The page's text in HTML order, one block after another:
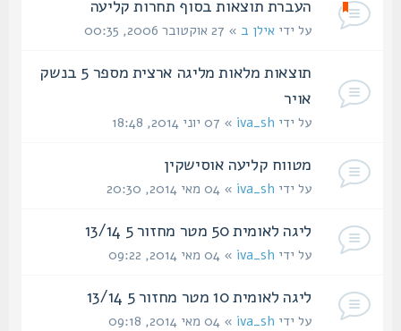
העברת תוצאות בסוף תחרות קליעה
על ידיאילן ב» 27 אוקטובר 2006, 00:35
תוצאות מלאות מליגה ארצית מספר 5 בנשק
על ידיiva_sh» 07 יוני 2014, 18:48
מטווח קליעה אוסישקין‏
על ידיiva_sh» 04 מאי 2014, 20:30
ליגה לאומית 50 מטר מחזור 5 13/14
על ידיiva_sh» 04 מאי 2014, 09:22
ליגה לאומית 10 מטר מחזור 5 13/14
על ידיiva_sh» 04 מאי 2014, 09:18